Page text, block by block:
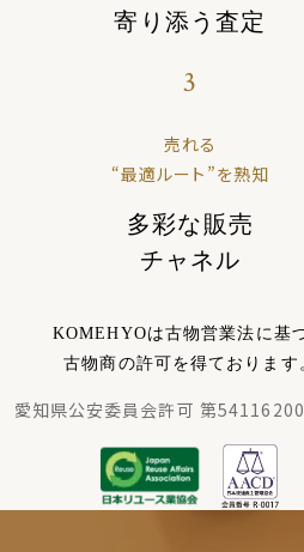
寄り添う査定
3
売れる
“最適ルート”を熟知
多彩な販売
チャネル
KOMEHYOは古物営業法に基
古物商の許可を得ております
愛知県公安委員会許可 第